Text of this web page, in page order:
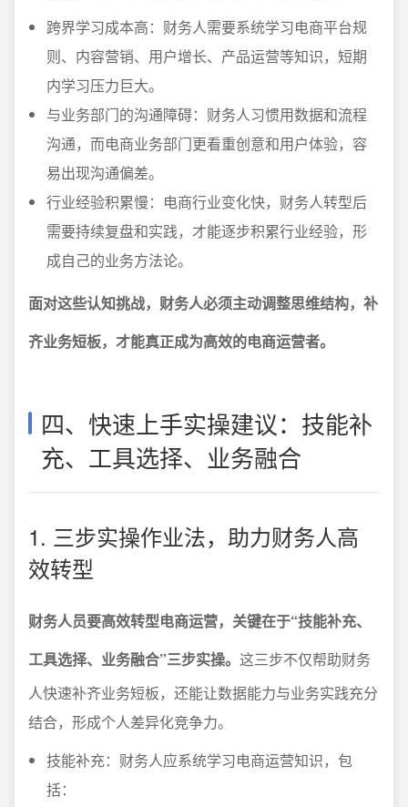
跨界学习成本高：财务人需要系统学习电商平台规
则、内容营销、用户增长、产品运营等知识，短期
内学习压力巨大。
与业务部门的沟通障碍：财务人习惯用数据和流程
沟通，而电商业务部门更看重创意和用户体验，容
易出现沟通偏差。
行业经验积累慢：电商行业变化快，财务人转型后
需要持续复盘和实践，才能逐步积累行业经验，形
成自己的业务方法论。
面对这些认知挑战，财务人必须主动调整思维结构，补
齐业务短板，才能真正成为高效的电商运营者。
四、快速上手实操建议：技能补
充、工具选择、业务融合
1. 三步实操作业法，助力财务人高
效转型
财务人员要高效转型电商运营，关键在于“技能补充、
工具选择、业务融合”三步实操。 这三步不仅帮助财务
人快速补齐业务短板，还能让数据能力与业务实践充分
结合，形成个人差异化竞争力。
技能补充：财务人应系统学习电商运营知识，包
括：